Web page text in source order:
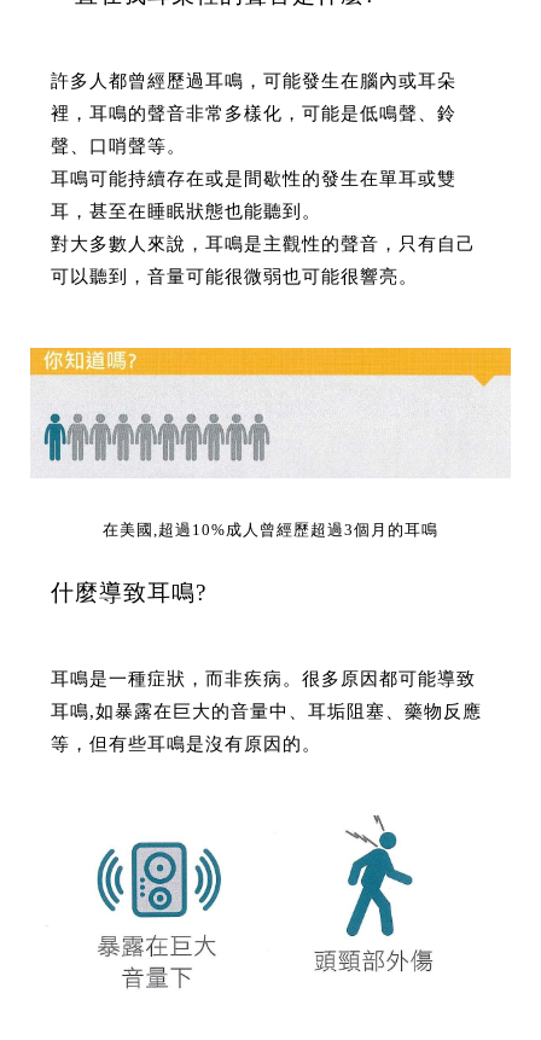
許多人都曾經歷過耳鳴，可能發生在腦內或耳朵
裡，耳鳴的聲音非常多樣化，可能是低鳴聲、鈴
聲、口哨聲等。
耳鳴可能持續存在或是間歇性的發生在單耳或雙
耳，甚至在睡眠狀態也能聽到。
對大多數人來說，耳鳴是主觀性的聲音，只有自己
可以聽到，音量可能很微弱也可能很響亮。
在美國,超過10%成人曾經歷超過3個月的耳鳴
什麼導致耳鳴?
耳鳴是一種症狀，而非疾病。很多原因都可能導致
耳鳴,如暴露在巨大的音量中、耳垢阻塞、藥物反應
等，但有些耳鳴是沒有原因的。